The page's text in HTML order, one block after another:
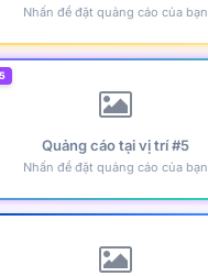
Nhấn để đặt quảng cáo của bạn
Quảng cáo tại vị trí #5
Nhấn để đặt quảng cáo của bạn